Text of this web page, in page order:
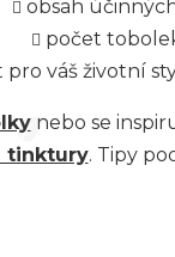
obsah
počet
pro váš životní
nebo se
tinktury. Tipy